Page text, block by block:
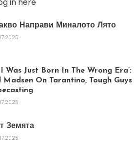
in here
Направи Миналото Лято
Was Just Born In The Wrong Era’:
Madsen On Tarantino, Tough Guys
Земята